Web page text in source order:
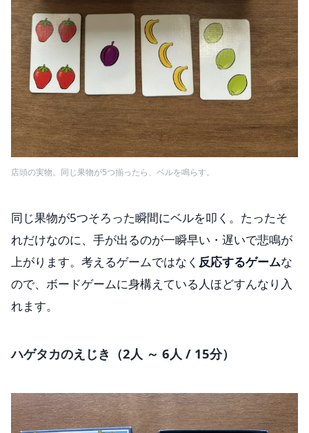
店頭の実物。同じ果物が5つ揃ったら、ベルを鳴らす。
同じ果物が5つそろった瞬間にベルを叩く。たったそ
れだけなのに、手が出るのが一瞬早い・遅いで悲鳴が
上がります。考えるゲームではなく 反応するゲームな
ので、ボードゲームに身構えている人ほどすんなり入
れます。
ハゲタカのえじき（2人 ～ 6人 / 15分）